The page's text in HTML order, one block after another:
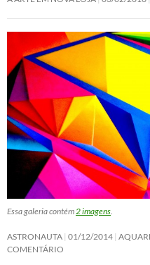
Essa galeria contém2 imagens.
ASTRONAUTA 01/12/2014
COMENTÁRIO